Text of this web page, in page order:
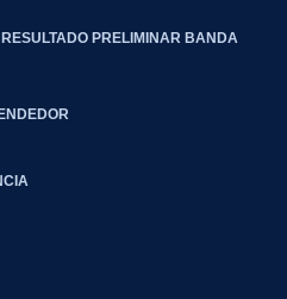
PRELIMINAR BANDA